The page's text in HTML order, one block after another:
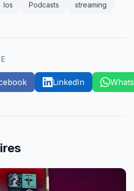
Ios Podcasts streaming
LinkedIn